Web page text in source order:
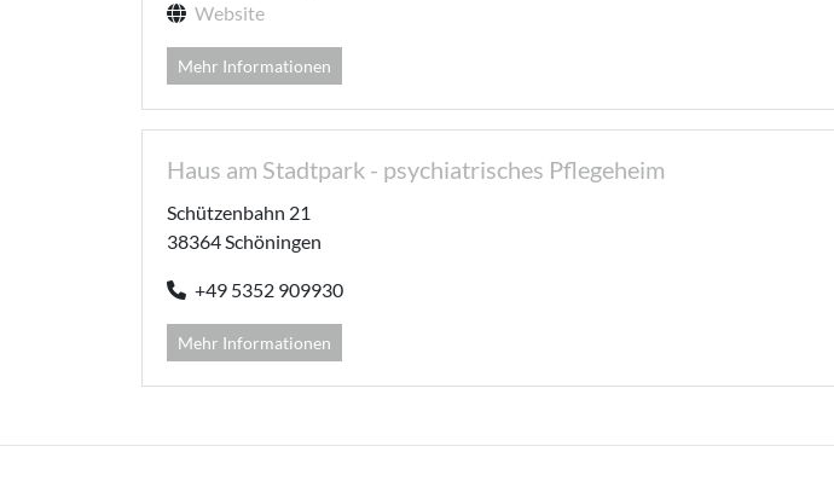
Website
Mehr Informationen
Haus am Stadtpark - psychiatrisches Pflegeheim
Schützenbahn 21
38364 Schöningen
+49 5352 909930
Mehr Informationen